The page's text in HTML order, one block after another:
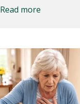
Read more